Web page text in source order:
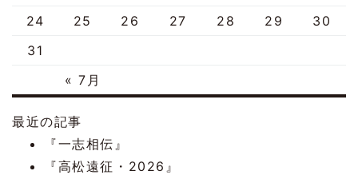
« 7月
24
25 26 27 28 29
30
31
最近の記事
『一志相伝』
『高松遠征・2026』